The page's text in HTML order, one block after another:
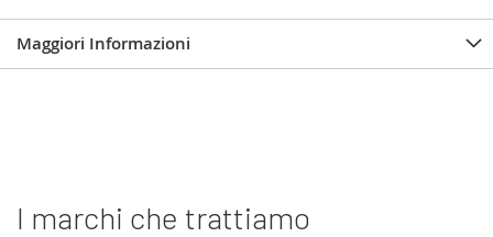
Maggiori Informazioni
I marchi che trattiamo